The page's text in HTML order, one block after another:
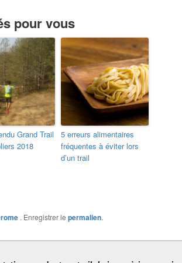
pour vous
Grand Trail
2018
5 erreurs alimentaires
fréquentes à éviter lors
d’un trail
. Enregistrer le permalien.